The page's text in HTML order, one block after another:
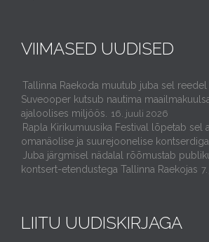
VIIMASED UUDISED
Tallinna Raekoda muutub juba sel
Suveooper kutsub nautima
ajaloolises miljöös.
16. juuli 2026
Rapla Kirikumuusika Festival lõpetab sel
omanäolise ja suurejoonelise kontserdiga
Juba järgmisel nädalal rõõmustab
kontsert-etendustega Tallinna Raekojas
LIITU UUDISKIRJAGA